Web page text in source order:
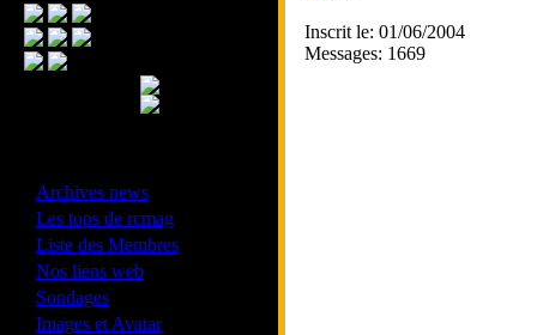
Archives news
Les tops de rcmag
Liste des Membres
Nos liens web
Sondages
Images et Avatar
Inscrit le: 01/06/2004
Messages: 1669